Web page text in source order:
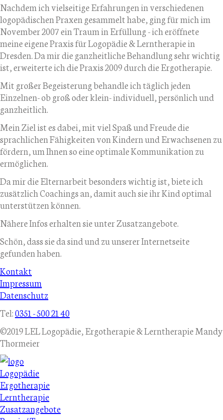
Nachdem ich vielseitige Erfahrungen in verschiedenen
logopädischen Praxen gesammelt habe, ging für mich im
November 2007 ein Traum in Erfüllung - ich eröffnete
meine eigene Praxis für Logopädie & Lerntherapie in
Dresden. Da mir die ganzheitliche Behandlung sehr wichtig
ist, erweiterte ich die Praxis 2009 durch die Ergotherapie.
Mit großer Begeisterung behandle ich täglich jeden
Einzelnen- ob groß oder klein- individuell, persönlich und
ganzheitlich.
Mein Ziel ist es dabei, mit viel Spaß und Freude die
sprachlichen Fähigkeiten von Kindern und Erwachsenen zu
fördern, um Ihnen so eine optimale Kommunikation zu
ermöglichen.
Da mir die Elternarbeit besonders wichtig ist, biete ich
zusätzlich Coachings an, damit auch sie ihr Kind optimal
unterstützen können.
Nähere Infos erhalten sie unter Zusatzangebote.
Schön, dass sie da sind und zu unserer Internetseite
gefunden haben.
Navigation
überspringen
Kontakt
Impressum
Datenschutz
Tel:0351 - 500 21 40
©2019 LEL Logopädie, Ergotherapie & Lerntherapie Mandy
Thormeier
Navigation
überspringen
Logopädie
Ergotherapie
Lerntherapie
Zusatzangebote